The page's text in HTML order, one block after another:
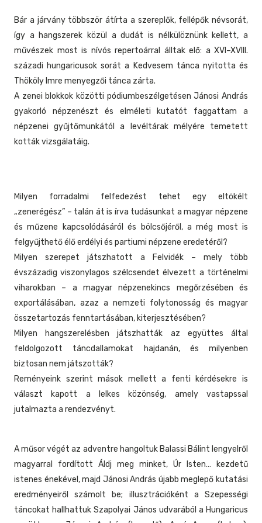
Bár a járvány többször átírta a szereplők, fellépők névsorát,
így a hangszerek közül a dudát is nélkülöznünk kellett, a
művészek most is nívós repertoárral álltak elő: a XVI–XVIII.
századi hungaricusok sorát a Kedvesem tánca nyitotta és
Thököly Imre menyegzői tánca zárta.
A zenei blokkok közötti pódiumbeszélgetésen Jánosi András
gyakorló népzenészt és elméleti kutatót faggattam a
népzenei gyűjtőmunkától a levéltárak mélyére temetett
kották vizsgálatáig.
Milyen forradalmi felfedezést tehet egy eltökélt
„zenerégész” – talán át is írva tudásunkat a magyar népzene
és műzene kapcsolódásáról és bölcsőjéről, a még most is
felgyűjthető élő erdélyi és partiumi népzene eredetéről?
Milyen szerepet játszhatott a Felvidék – mely több
évszázadig viszonylagos szélcsendet élvezett a történelmi
viharokban – a magyar népzenekincs megőrzésében és
exportálásában, azaz a nemzeti folytonosság és magyar
összetartozás fenntartásában, kiterjesztésében?
Milyen hangszerelésben játszhatták az együttes által
feldolgozott táncdallamokat hajdanán, és milyenben
biztosan nem játszották?
Reményeink szerint mások mellett a fenti kérdésekre is
választ kapott a lelkes közönség, amely vastapssal
jutalmazta a rendezvényt.
A műsor végét az adventre hangoltuk Balassi Bálint lengyelről
magyarral fordított Áldj meg minket, Úr Isten… kezdetű
istenes énekével, majd Jánosi András újabb meglepő kutatási
eredményeiről számolt be; illusztrációként a Szepességi
táncokat hallhattuk Szapolyai János udvarából a Hungaricus